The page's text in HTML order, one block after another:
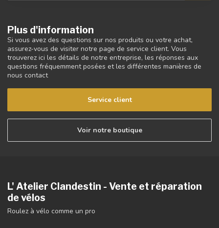
Plus d'information
Si vous avez des questions sur nos produits ou votre achat,
assurez-vous de visiter notre page de service client. Vous
trouverez ici les détails de notre entreprise, les réponses aux
questions fréquemment posées et les différentes manières de
nous contact
Service client
Voir notre boutique
L' Atelier Clandestin - Vente et réparation
de vélos
Roulez à vélo comme un pro